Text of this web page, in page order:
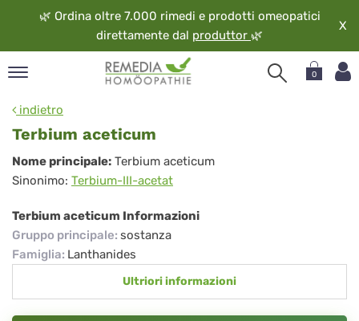
🌿 Ordina oltre 7.000 rimedi e prodotti omeopatici
direttamente dal produttor 🌿
X
0
indietro
Terbium aceticum
Terbium
aceticum
Nome principale: Terbium aceticum
Sinonimo: Terbium-III-acetat
Terbium aceticum Informazioni
Gruppo principale: sostanza
Famiglia: Lanthanides
Ultriori informazioni